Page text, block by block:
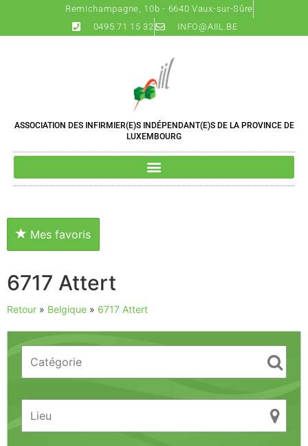
Remichampagne, 10b - 6640 Vaux-sur-Sûre
0495 71 15 32
INFO@AIIL.BE
ASSOCIATION DES INFIRMIER(E)S INDÉPENDANT(E)S DE LA PROVINCE DE
LUXEMBOURG
Mes favoris
6717 Attert
Retour » Belgique » 6717 Attert